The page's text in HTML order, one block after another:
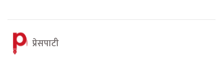
प्रेसपाटी